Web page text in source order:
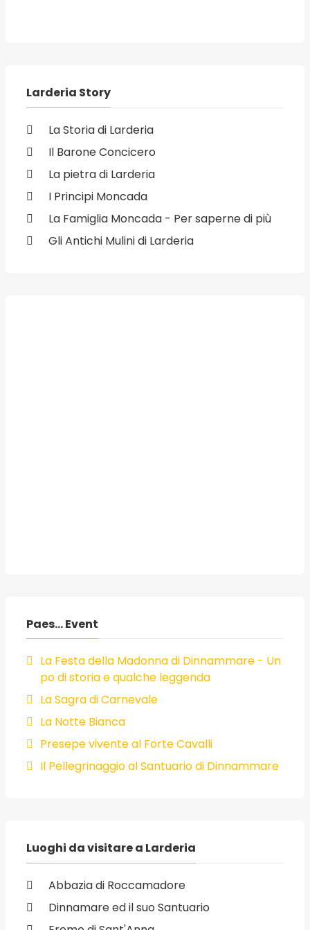
Larderia Story
La Storia di Larderia
Il Barone Concicero
La pietra di Larderia
I Principi Moncada
La Famiglia Moncada - Per saperne di più
Gli Antichi Mulini di Larderia
Paes... Event
La Festa della Madonna di Dinnammare - Un
po di storia e qualche leggenda
La Sagra di Carnevale
La Notte Bianca
Presepe vivente al Forte Cavalli
Il Pellegrinaggio al Santuario di Dinnammare
Luoghi da visitare a Larderia
Abbazia di Roccamadore
Dinnamare ed il suo Santuario